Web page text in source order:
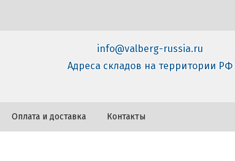
info@valberg-russia.ru
Адреса складов на территории РФ
Оплата и доставка Контакты